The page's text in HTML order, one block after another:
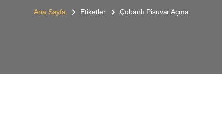
Ana Sayfa Etiketler Çobanlı Pisuvar Açma